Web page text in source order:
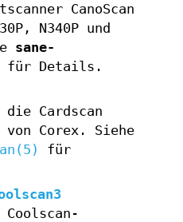
CanoScan
N340P und
sane-
für Details.
Cardscan
von Corex. Siehe
für